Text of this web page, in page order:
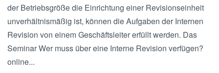
der Betriebsgröße die Einrichtung einer Revisionseinheit
unverhältnismäßig ist, können die Aufgaben der Internen
Revision von einem Geschäftsleiter erfüllt werden. Das
Seminar Wer muss über eine Interne Revision verfügen?
online...